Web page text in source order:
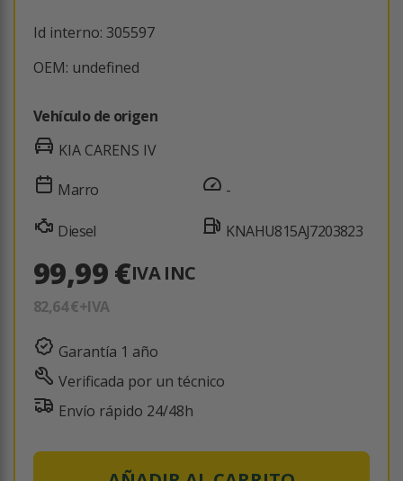
Id interno: 305597
OEM: undefined
Vehículo de origen
KIA CARENS IV
Marro
Diesel
-
KNAHU815AJ7203823
99,99 €IVA INC
82,64 €+IVA
Garantía 1 año
Verificada por un técnico
Envío rápido 24/48h